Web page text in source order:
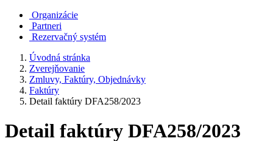
Organizácie
Partneri
Rezervačný systém
Úvodná stránka
Zverejňovanie
Zmluvy, Faktúry, Objednávky
Faktúry
Detail faktúry DFA258/2023
Detail faktúry DFA258/2023